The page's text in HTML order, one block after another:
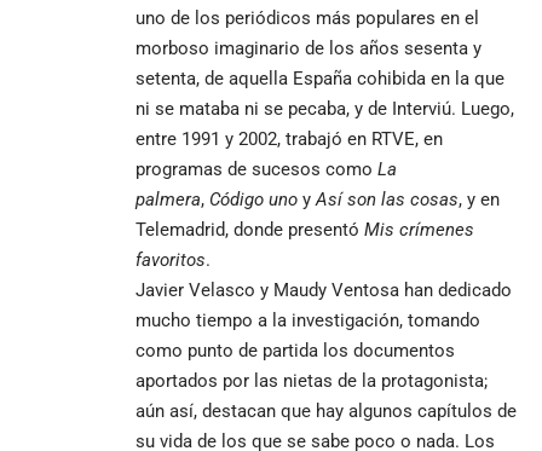
uno de los periódicos más populares en el
morboso imaginario de los años sesenta y
setenta, de aquella España cohibida en la que
ni se mataba ni se pecaba, y de Interviú. Luego,
entre 1991 y 2002, trabajó en RTVE, en
programas de sucesos como La
palmera, Código uno y Así son las cosas, y en
Telemadrid, donde presentó Mis crímenes
favoritos.
Javier Velasco y Maudy Ventosa han dedicado
mucho tiempo a la investigación, tomando
como punto de partida los documentos
aportados por las nietas de la protagonista;
aún así, destacan que hay algunos capítulos de
su vida de los que se sabe poco o nada. Los